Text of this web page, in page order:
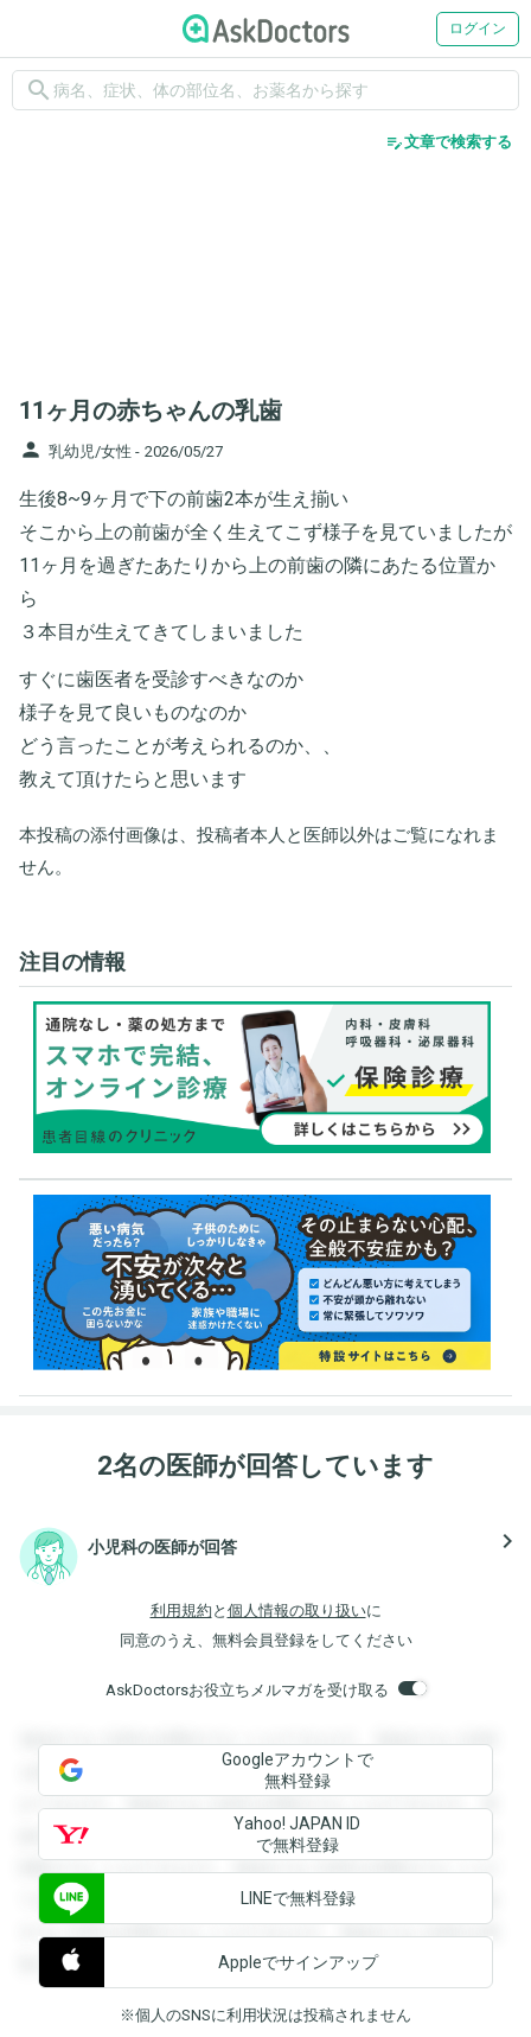
ログイン
search
edit_note文章で検索する
11ヶ月の赤ちゃんの乳歯
person 乳幼児/女性 - 2026/05/27
生後8~9ヶ月で下の前歯2本が生え揃い
そこから上の前歯が全く生えてこず様子を見ていましたが
11ヶ月を過ぎたあたりから上の前歯の隣にあたる位置か
ら
３本目が生えてきてしまいました
すぐに歯医者を受診すべきなのか
様子を見て良いものなのか
どう言ったことが考えられるのか、、
教えて頂けたらと思います
本投稿の添付画像は、投稿者本人と医師以外はご覧になれま
せん。
注目の情報
2名の医師が回答しています
小児科の医師が回答 navigate_next
利用規約 と 個人情報の取り扱いに
同意のうえ、無料会員登録をしてください
AskDoctorsお役立ちメルマガを受け取る
登録すると回答を閲覧することができます。登録すると回答
を閲覧することができます。登録すると回答を閲覧すること
ができます。登録すると回答を閲覧することができます。登
録すると回答を閲覧することができます。登録すると回答を
閲覧することができます。登録すると回答を閲覧することが
できます。登録すると回答を閲覧することができます。登録
すると回答を閲覧することができます。登録すると回答を閲
覧することができます。
Googleアカウントで
無料登録
Yahoo! JAPAN ID
で無料登録
LINEで無料登録
Appleでサインアップ
※個人のSNSに利用状況は投稿されません